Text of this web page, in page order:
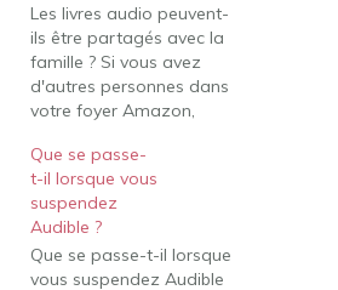
Les livres audio peuvent-
ils être partagés avec la
famille ? Si vous avez
d'autres personnes dans
votre foyer Amazon,
vos livres audio via la
fonction de partage de
la bibliothèque familiale.
Sachez simplement que
votre foyer Amazon est
limité à deux adultes
Que se passe-
t-il lorsque vous
suspendez
Audible ?
Que se passe-t-il lorsque
vous suspendez Audible